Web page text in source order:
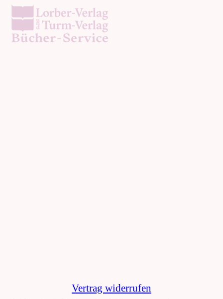
Vertrag widerrufen